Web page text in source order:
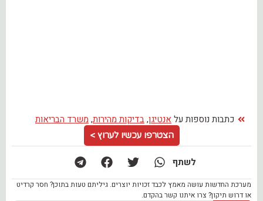
כתבות נוספות על אנטיגן,בדיקות מהירות, משרד הבריאות
הצטרפו עכשיו לערוץ >
לשתף
מערכת החדשות עושה מאמץ לכבד זכויות יוצרים. גיליתם טעות בתוכן? חסר קרדיט
או דרוש תיקון? צרו איתנו קשר בהקדם.